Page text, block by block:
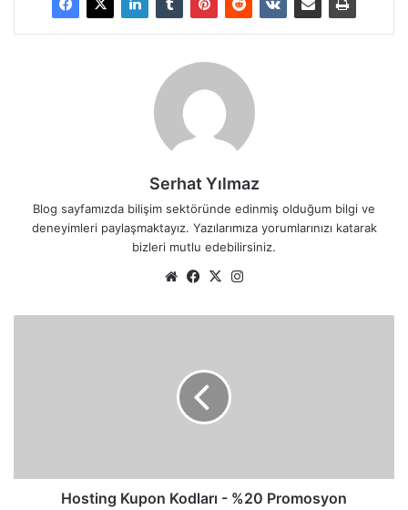
Serhat Yılmaz
Blog sayfamızda bilişim sektöründe edinmiş olduğum bilgi ve
deneyimleri paylaşmaktayız. Yazılarımıza yorumlarınızı katarak
bizleri mutlu edebilirsiniz.
We
sit
Fa
bo
X
ra
u
Hosting Kupon Kodları - %20 Promosyon